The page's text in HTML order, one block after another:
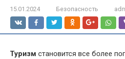
15.01.2024 Безопасность
Туризм становится все более